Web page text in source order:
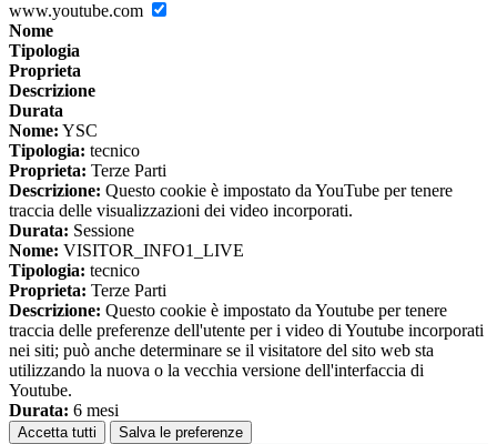
www.youtube.com
Nome
Tipologia
Proprieta
Descrizione
Durata
Nome: YSC
Tipologia: tecnico
Proprieta: Terze Parti
Descrizione: Questo cookie è impostato da YouTube per tenere
traccia delle visualizzazioni dei video incorporati.
Durata: Sessione
Nome: VISITOR_INFO1_LIVE
Tipologia: tecnico
Proprieta: Terze Parti
Descrizione: Questo cookie è impostato da Youtube per tenere
traccia delle preferenze dell'utente per i video di Youtube incorporati
nei siti; può anche determinare se il visitatore del sito web sta
utilizzando la nuova o la vecchia versione dell'interfaccia di
Youtube.
Durata: 6 mesi
Accetta tutti Salva le preferenze